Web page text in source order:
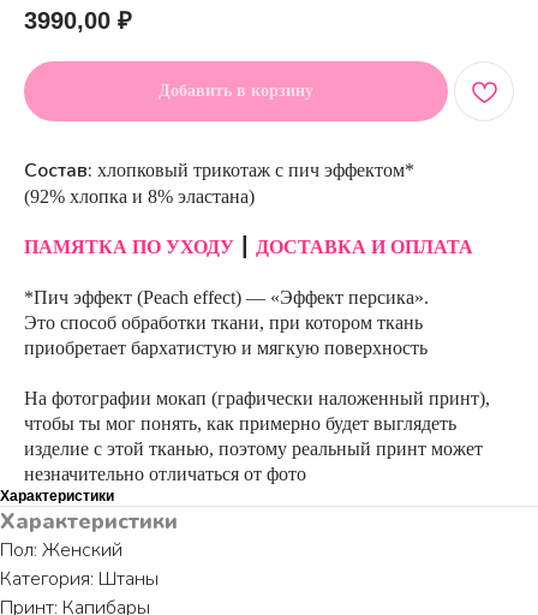
3990,00 ₽
Добавить в корзину
Состав: хлопковый трикотаж с пич эффектом*
(92% хлопка и 8% эластана)
ПАМЯТКА ПО УХОДУ ДОСТАВКА И ОПЛАТА
*Пич эффект (Peach effect) — «Эффект персика».
Это способ обработки ткани, при котором ткань
приобретает бархатистую и мягкую поверхность
На фотографии мокап (графически наложенный принт),
чтобы ты мог понять, как примерно будет выглядеть
изделие с этой тканью, поэтому реальный принт может
незначительно отличаться от фото
Характеристики
Характеристики
Пол: Женский
Категория: Штаны
Принт: Капибары
ПО ВОПРОСАМ ЗАКАЗА ОБРАЩАЙТЕСЬ
ТОЛЬКО В ТЕЛЕГРАМ